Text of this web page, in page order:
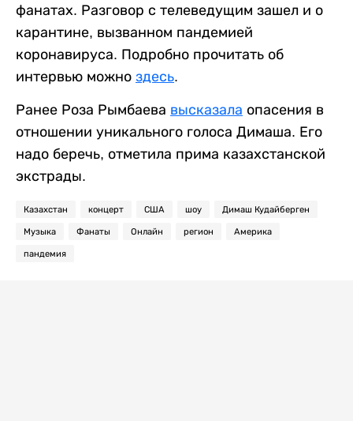
фанатах. Разговор с телеведущим зашел и о
карантине, вызванном пандемией
коронавируса. Подробно прочитать об
интервью можно здесь.
Ранее Роза Рымбаева высказала опасения в
отношении уникального голоса Димаша. Его
надо беречь, отметила прима казахстанской
экстрады.
Казахстан концерт США шоу Димаш Кудайберген
Музыка Фанаты Онлайн регион Америка
пандемия